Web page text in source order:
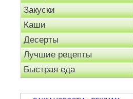
Закуски
Каши
Десерты
Лучшие рецепты
Быстрая еда